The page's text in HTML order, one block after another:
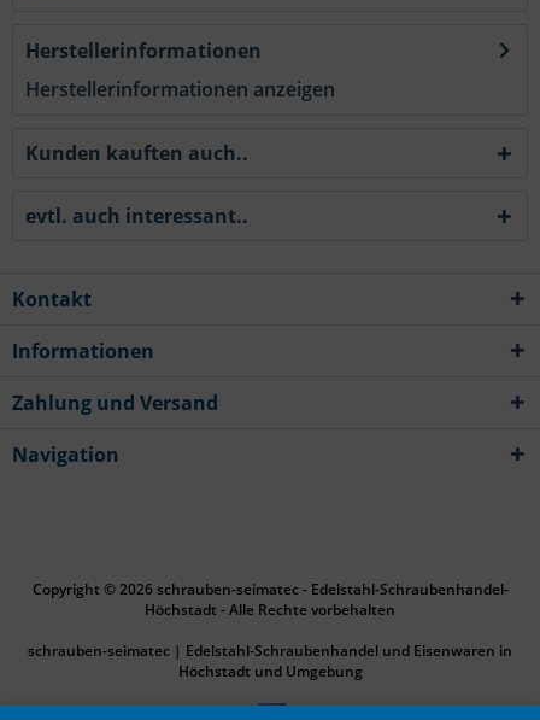
Herstellerinformationen
Herstellerinformationen anzeigen
Kunden kauften auch..
evtl. auch interessant..
Kontakt
Informationen
Zahlung und Versand
Navigation
Copyright © 2026 schrauben-seimatec - Edelstahl-Schraubenhandel-
Höchstadt - Alle Rechte vorbehalten
schrauben-seimatec | Edelstahl-Schraubenhandel und Eisenwaren in
Höchstadt und Umgebung